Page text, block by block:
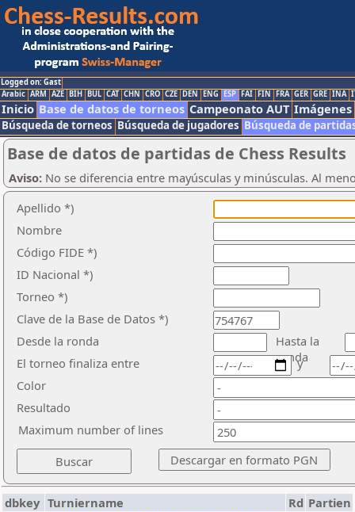
Logged on: Gast
Arabic ARM AZE BIH BUL CAT CHN CRO CZE DEN ENG ESP FAI FIN FRA GER GRE INA
Inicio Base de datos de torneos Campeonato AUT Imágenes
Búsqueda de torneos Búsqueda de jugadores Búsqueda de
Base de datos de partidas de Chess Results
Aviso: No se diferencia entre mayúsculas y minúsculas. Al
Apellido *)
Nombre
Código FIDE *)
ID Nacional *)
Torneo *)
Clave de la Base de Datos *)
Desde la ronda
Hasta la
ronda
El torneo finaliza entre
Color
Resultado
y
Maximum number of lines
dbkey Turniername Rd Partien